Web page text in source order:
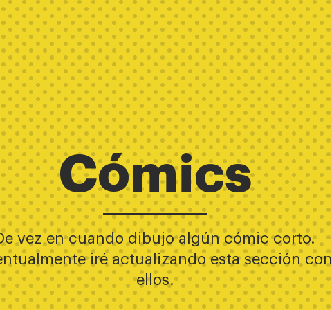
Cómics
vez en cuando dibujo algún cómic corto.
iré actualizando esta sección con
ellos.